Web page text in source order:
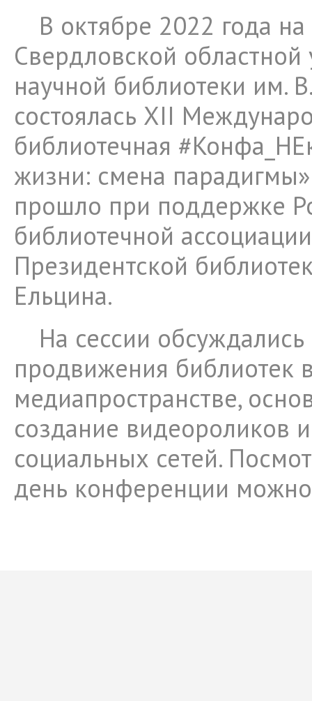
В октябре 2022 года на
Свердловской областной
научной библиотеки им.
состоялась XII
библиотечная
жизни: смена
прошло при поддержке
библиотечной
Президентской
Ельцина.
На сессии
продвижения библиотек
медиапространстве,
создание видеороликов
социальных сетей.
день конференции